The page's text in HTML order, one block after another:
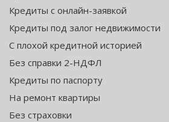
Кредиты с онлайн-заявкой
Кредиты под залог недвижимости
С плохой кредитной историей
Без справки 2-НДФЛ
Кредиты по паспорту
На ремонт квартиры
Без страховки